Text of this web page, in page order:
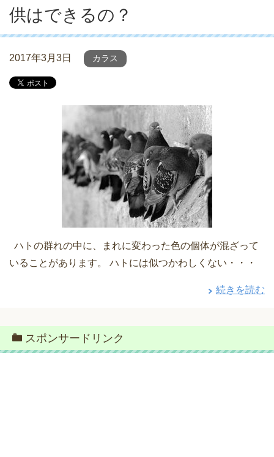
供はできるの？
2017年3月3日 カラス
ハトの群れの中に、まれに変わった色の個体が混ざって
いることがあります。 ハトには似つかわしくない・・・
続きを読む
スポンサードリンク